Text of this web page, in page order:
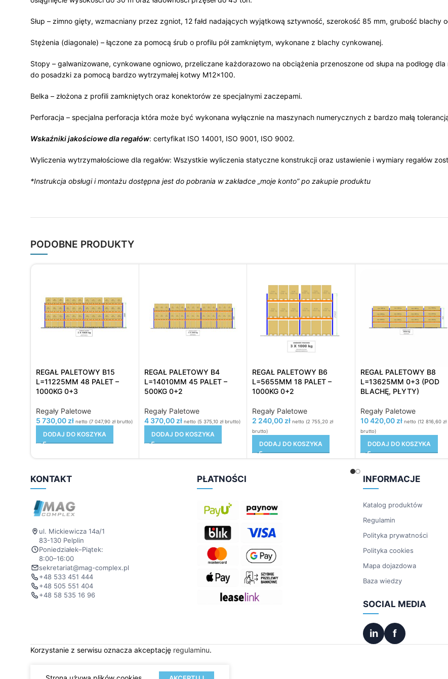
Słup – zimno gięty, wzmacniany przez zgniot, 12 fałd nadających wyjątkową sztywność, szerokość 85 mm, grubość blachy
Stężenia (diagonale) – łączone za pomocą śrub o profilu pół zamkniętym, wykonane z blachy cynkowanej.
Stopy – galwanizowane, cynkowane ogniowo, przeliczane każdorazowo na obciążenia przenoszone od słupa na podłogę
do posadzki za pomocą bardzo wytrzymałej kotwy M12x100.
Belka – złożona z profili zamkniętych oraz konektorów ze specjalnymi zaczepami.
Perforacja – specjalna perforacja która może być wykonana wyłącznie na maszynach numerycznych z bardzo małą
Wskaźniki jakościowe dla regałów: certyfikat ISO 14001, ISO 9001, ISO 9002.
Wyliczenia wytrzymałościowe dla regałów: Wszystkie wyliczenia statyczne konstrukcji oraz ustawienie i wymiary regałów
*Instrukcja obsługi i montażu dostępna jest do pobrania w zakładce „moje konto” po zakupie produktu
PODOBNE PRODUKTY
REGAŁ PALETOWY B15
L=11225MM 48 PALET –
1000KG 0+3
Regały Paletowe
5 730,00 zł netto (7 047,90 zł brutto)
DODAJ DO KOSZYKA
REGAŁ PALETOWY B4
L=14010MM 45 PALET –
500KG 0+2
Regały Paletowe
4 370,00 zł netto (5 375,10 złbrutto)
DODAJ DO KOSZYKA
REGAŁ PALETOWY B6
L=5655MM 18 PALET –
1000KG 0+2
Regały Paletowe
2 240,00 zł netto (2 755,20zł
brutto)
DODAJ DO KOSZYKA
REGAŁ PALETOWY B8
L=13625MM 0+3 (POD
BLACHĘ, PŁYTY)
Regały Paletowe
10 420,00 zł netto (12 816,60 zł
brutto)
DODAJ DO KOSZYKA
KONTAKT
ul. Mickiewicza 14a/1
83-130 Pelplin
Poniedziałek–Piątek:
8:00–16:00
sekretariat@mag-complex.pl
+48 533 451 444
+48 505 551 404
+48 58 535 16 96
PŁATNOŚCI INFORMACJE
Katalog produktów
Regulamin
Polityka prywatności
Polityka cookies
Mapa dojazdowa
Baza wiedzy
SOCIAL MEDIA
in f
Korzystanie z serwisu oznacza akceptację regulaminu.